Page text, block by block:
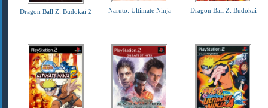
Dragon Ball Z: Budokai 2 Naruto: Ultimate Ninja Dragon Ball Z: Budokai